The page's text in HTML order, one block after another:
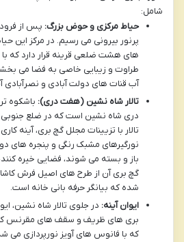
شامل:
حیاط مرکزی و حوض بزرگ: پس از فرود
پرنور بیرونی می رسیم. در مرکز این
های هشت ضلعی قرینه قرار دارد که
طراوت و زیبایی خاصی به فضا می
آب قنات های دولت آبادی و نصرآبادی
تالار شاه نشین (هفت دری): باشکوه
دری شاه نشین است که در ضلع جنوبی
تالار با تزیینات مجلل گچ بری، آینه
نورگیرهای مشبک رنگی و پنجره های
باز و بسته می شوند، فضایی خیره
گچ بری آن از طرح های اصیل فرش
شده که بیانگر حرفه بانی خانه است.
ایوان آینه: در جلوی تالار شاه نشین،
بری های ظریف و سقف های مقرنس
که با فانوس های آویز نورپردازی می